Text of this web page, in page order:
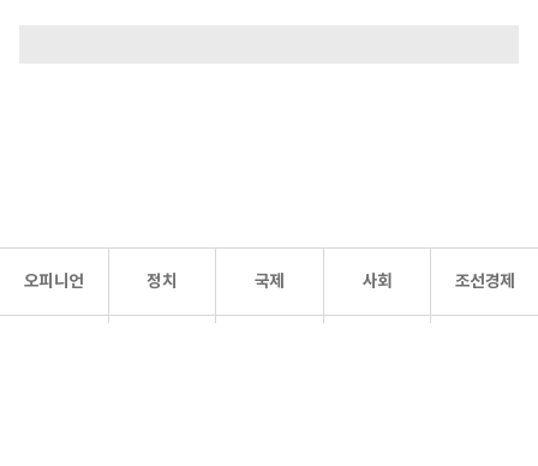
오피니언 정치 국제 사회 조선경제